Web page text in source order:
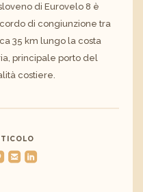
di Eurovelo 8 è
di congiunzione tra
35 km lungo la costa
principale porto del
costiere.
roundedemail roundedlinkedin